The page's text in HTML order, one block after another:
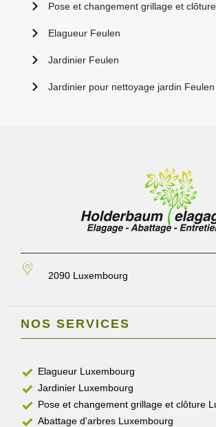
Pose et changement grillage et
Elagueur Feulen
Jardinier Feulen
Jardinier pour nettoyage jardin Feulen
2090 Luxembourg
NOS SERVICES
Elagueur Luxembourg
Jardinier Luxembourg
Pose et changement grillage et clôture
Abattage d'arbres Luxembourg